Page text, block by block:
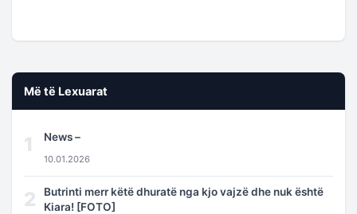
Më të Lexuarat
1 News –
10.01.2026
2
Butrinti merr këtë dhuratë nga kjo vajzë dhe nuk është
Kiara! [FOTO]